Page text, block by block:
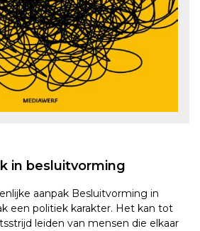
in besluitvorming
aanpak Besluitvorming in
een politiek karakter. Het kan tot
leiden van mensen die elkaar